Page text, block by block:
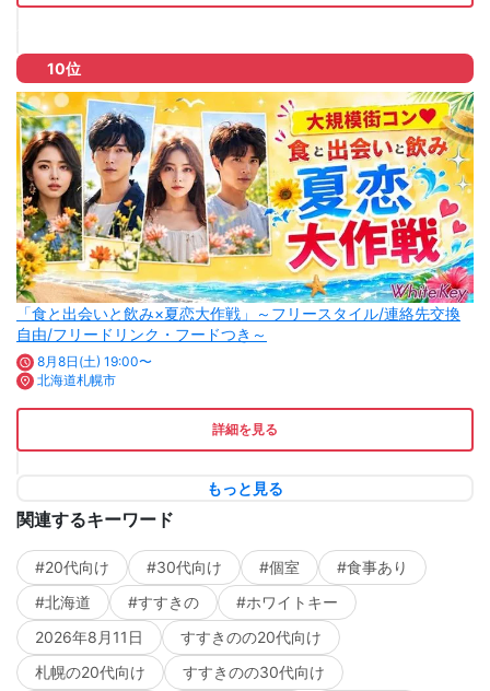
10位
「食と出会いと飲み×夏恋大作戦」～フリースタイル/連絡先交換
自由/フリードリンク・フードつき～
8月8日(土) 19:00〜
北海道札幌市
詳細を見る
もっと見る
関連するキーワード
#20代向け #30代向け #個室
#食事あり
#北海道
#すすきの
#ホワイトキー
2026年8月11日
すすきのの20代向け
札幌の20代向け
すすきのの30代向け